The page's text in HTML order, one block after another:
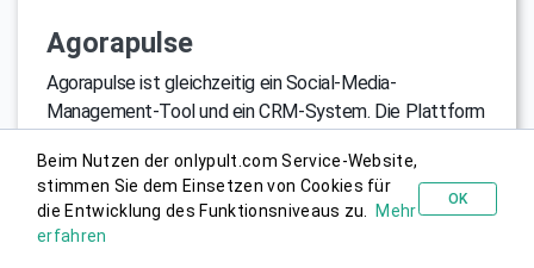
Agorapulse
Agorapulse ist gleichzeitig ein Social-Media-
Management-Tool und ein CRM-System. Die Plattform
Übersichten betreffend Ihre Marke. Wenn Sie die volle
Funktionalität des Tools kennen lernen wollen, helfen
Ihnen detaillierte Anleitungen.
Beim Nutzen der onlypult.com Service-Website,
stimmen Sie dem Einsetzen von Cookies für
die Entwicklung des Funktionsniveaus zu. Mehr
erfahren
OK
Kostenlos probieren